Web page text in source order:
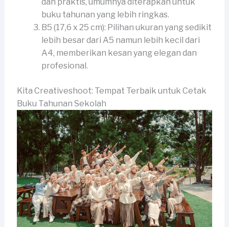
dan praktis, umumnya diterapkan untuk
buku tahunan yang lebih ringkas.
B5 (17,6 x 25 cm): Pilihan ukuran yang sedikit
lebih besar dari A5 namun lebih kecil dari
A4, memberikan kesan yang elegan dan
profesional.
Kita Creativeshoot: Tempat Terbaik untuk Cetak
Buku Tahunan Sekolah